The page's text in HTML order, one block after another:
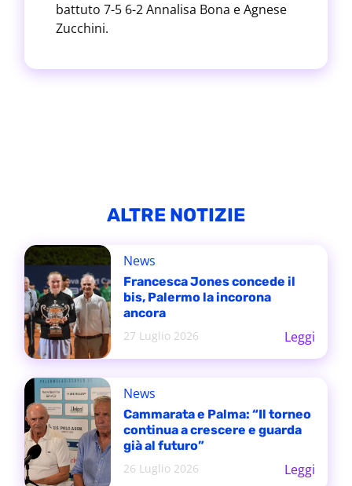
battuto 7-5 6-2 Annalisa Bona e Agnese
Zucchini.
ALTRE NOTIZIE
News
Francesca Jones concede il
bis, Palermo la incorona
ancora
27 Luglio 2026
Leggi
News
Cammarata e Palma: “Il torneo
continua a crescere e guarda
già al futuro”
26 Luglio 2026
Leggi